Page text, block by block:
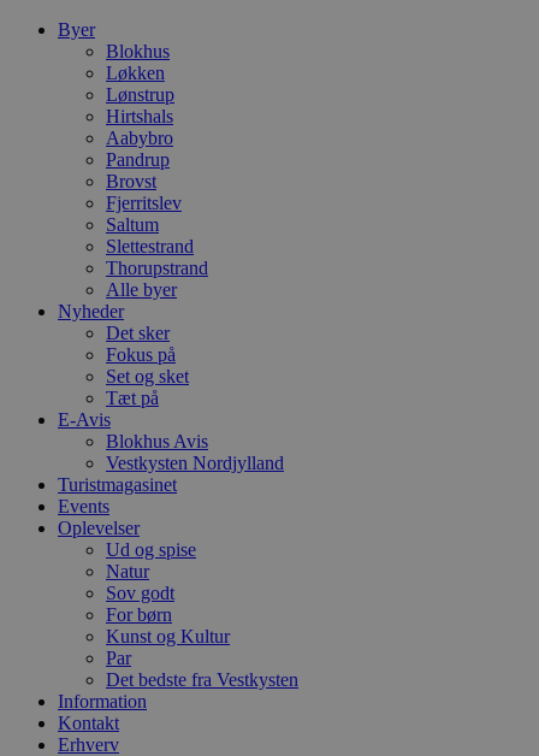
Byer
Blokhus
Løkken
Lønstrup
Hirtshals
Aabybro
Pandrup
Brovst
Fjerritslev
Saltum
Slettestrand
Thorupstrand
Alle byer
Nyheder
Det sker
Fokus på
Set og sket
Tæt på
E-Avis
Blokhus Avis
Vestkysten Nordjylland
Turistmagasinet
Events
Oplevelser
Ud og spise
Natur
Sov godt
For børn
Kunst og Kultur
Par
Det bedste fra Vestkysten
Information
Kontakt
Erhverv